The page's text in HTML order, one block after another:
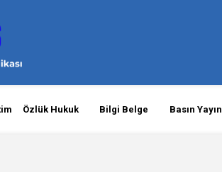
Özlük Hukuk Bilgi Belge Basın Yayın